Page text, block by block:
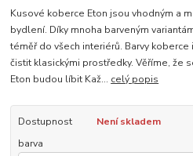
Kusové koberce Eton jsou vhodným a
bydlení. Díky mnoha barveným
téměř do všech interiérů. Barvy
čistit klasickými prostředky. Věříme, že
Eton budou líbit Kaž... celý popis
Dostupnost
Není skladem
barva